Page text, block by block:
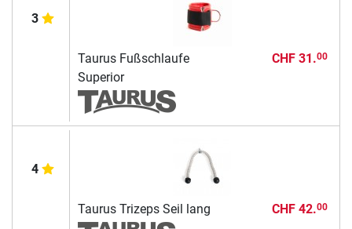
3
Taurus Fußschlaufe
Superior
CHF 31.00
4
Taurus Trizeps Seil lang CHF 42.00